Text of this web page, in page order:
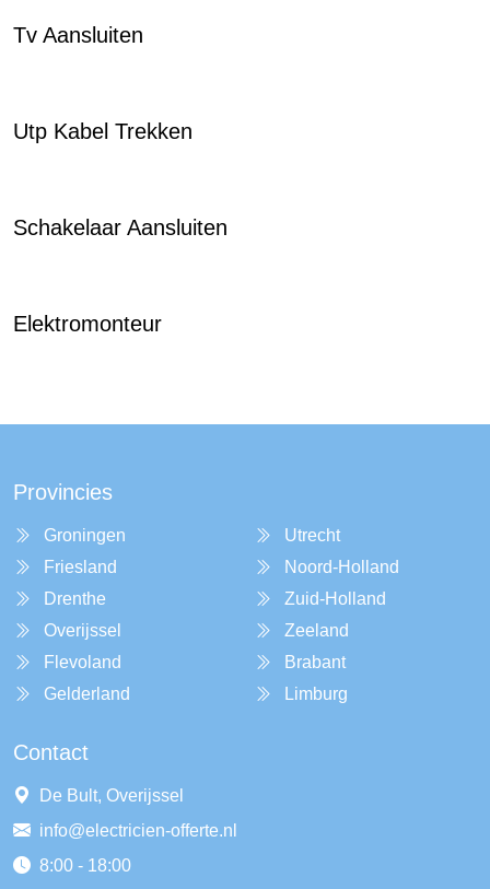
Tv Aansluiten
Utp Kabel Trekken
Schakelaar Aansluiten
Elektromonteur
Provincies
Groningen
Friesland
Drenthe
Overijssel
Flevoland
Gelderland
Utrecht
Noord-Holland
Zuid-Holland
Zeeland
Brabant
Limburg
Contact
De Bult, Overijssel
info@electricien-offerte.nl
8:00 - 18:00